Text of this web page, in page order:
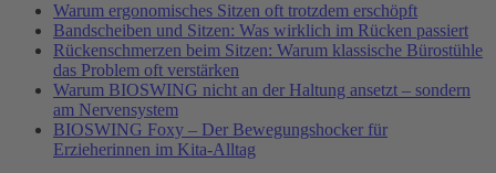
Warum ergonomisches Sitzen oft trotzdem erschöpft
Bandscheiben und Sitzen: Was wirklich im Rücken passiert
Rückenschmerzen beim Sitzen: Warum klassische Bürostühle
das Problem oft verstärken
Warum BIOSWING nicht an der Haltung ansetzt – sondern
am Nervensystem
BIOSWING Foxy – Der Bewegungshocker für
Erzieherinnen im Kita-Alltag